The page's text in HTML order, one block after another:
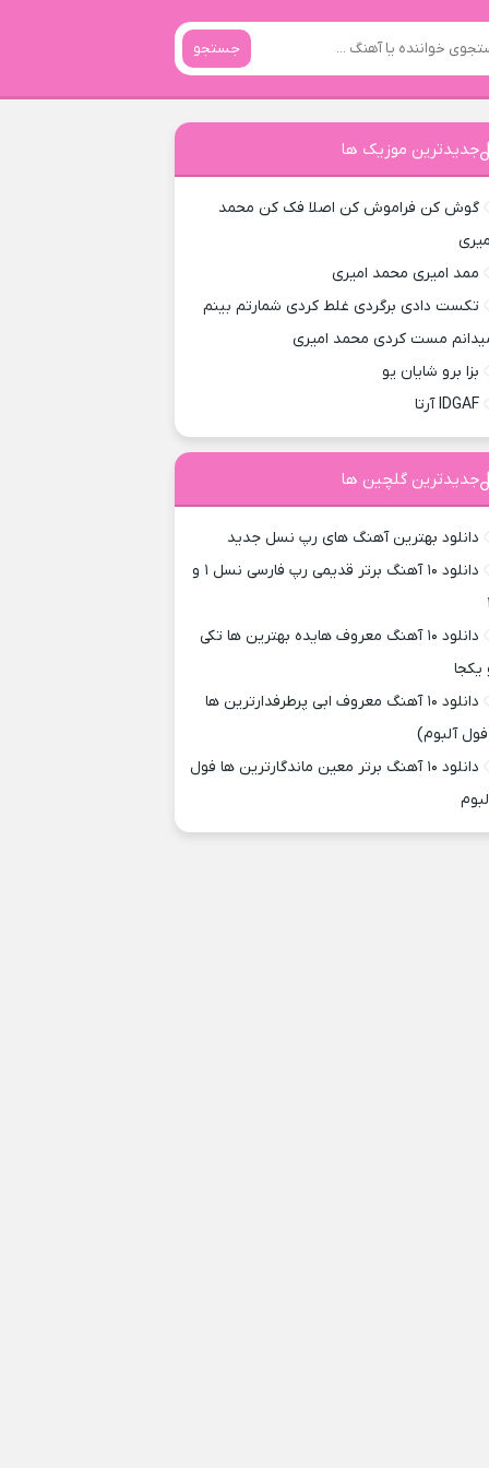
جستجو
جدیدترین موزیک ها
گوش کن فراموش کن اصلا فک کن محمد
ممد امیری محمد امیری
تکست دادی برگردی غلط کردی شمارتم بینم
مست کردی محمد امیری
بزا برو شایان یو
IDGAF آرتا
جدیدترین گلچین ها
دانلود بهترین آهنگ های رپ نسل جدید
دانلود ۱۰ آهنگ برتر قدیمی رپ فارسی نسل ۱ و
دانلود ۱۰ آهنگ معروف هایده بهترین ها تکی
یکجا
دانلود ۱۰ آهنگ معروف ابی پرطرفدارترین ها
آلبوم)
دانلود ۱۰ آهنگ برتر معین ماندگارترین ها فول